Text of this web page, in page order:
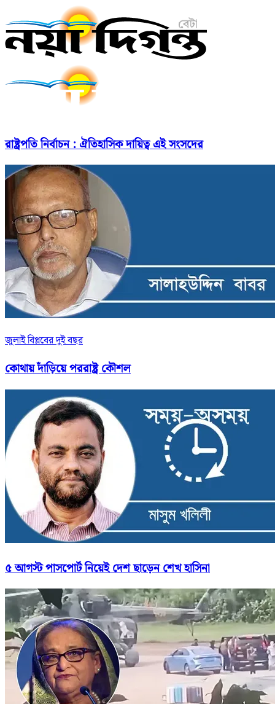
রাষ্ট্রপতি নির্বাচন : ঐতিহাসিক দায়িত্ব এই সংসদের
জুলাই বিপ্লবের দুই বছর
কোথায় দাঁড়িয়ে পররাষ্ট্র কৌশল
৫ আগস্ট পাসপোর্ট নিয়েই দেশ ছাড়েন শেখ হাসিনা